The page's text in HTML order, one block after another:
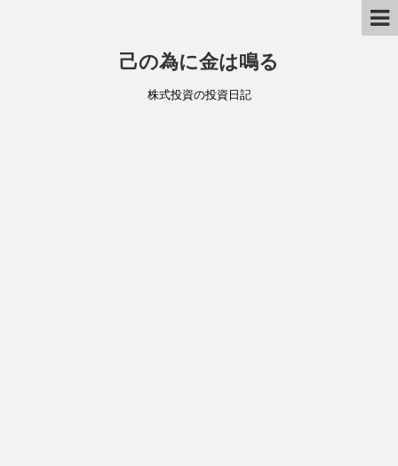
己の為に金は鳴る
株式投資の投資日記